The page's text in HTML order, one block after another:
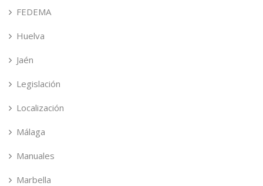
FEDEMA
Huelva
Jaén
Legislación
Localización
Málaga
Manuales
Marbella